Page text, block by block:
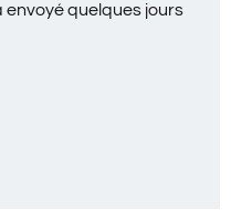
envoyé quelques jours